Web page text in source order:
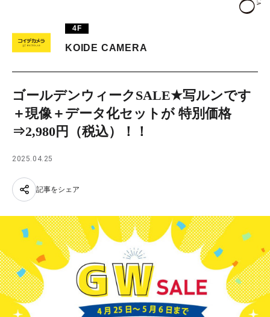
PARCOメンバーズ
4F
KOIDE CAMERA
ゴールデンウィークSALE★写ルンです
＋現像＋データ化セットが 特別価格
⇒2,980円（税込）！！
2025.04.25
記事をシェア